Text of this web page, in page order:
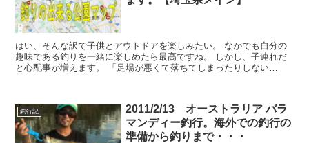
はい、そんな訳で子供とアウトドアを楽しみたい。 なかでも自分の
趣味である釣りを一緒に楽しめたら最高ですね。 しかし、子連れだ
と心配事が増えます。 「足場が悪くて落ちてしまったりしない
釣行記
2011/2/13 オーストラリア バラ
マンディー釣行。海外での釣行の
準備から釣りまで・・・